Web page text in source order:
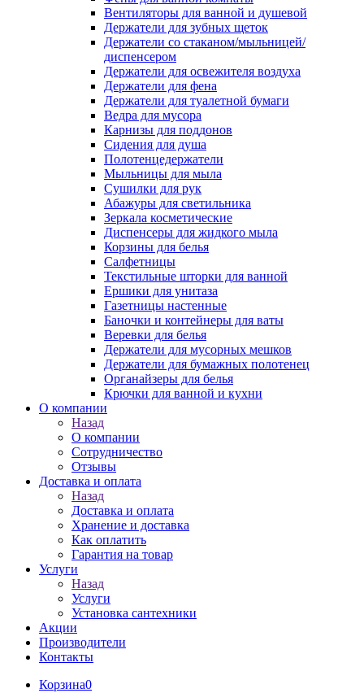
Вентиляторы для ванной и душевой
Держатели для зубных щеток
Держатели со стаканом/мыльницей/
диспенсером
Держатели для освежителя воздуха
Держатели для фена
Держатели для туалетной бумаги
Ведра для мусора
Карнизы для поддонов
Сидения для душа
Полотенцедержатели
Мыльницы для мыла
Сушилки для рук
Абажуры для светильника
Зеркала косметические
Диспенсеры для жидкого мыла
Корзины для белья
Салфетницы
Текстильные шторки для ванной
Ершики для унитаза
Газетницы настенные
Баночки и контейнеры для ваты
Веревки для белья
Держатели для мусорных мешков
Держатели для бумажных полотенец
Органайзеры для белья
Крючки для ванной и кухни
О компании
Назад
О компании
Сотрудничество
Отзывы
Доставка и оплата
Назад
Доставка и оплата
Хранение и доставка
Как оплатить
Гарантия на товар
Услуги
Назад
Услуги
Установка сантехники
Акции
Производители
Контакты
Корзина0